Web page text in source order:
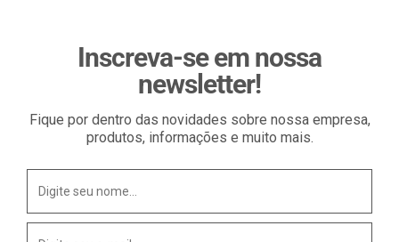
Inscreva-se em nossa
newsletter!
Fique por dentro das novidades sobre nossa empresa,
produtos, informações e muito mais.